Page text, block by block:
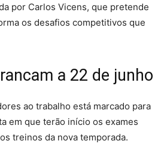
por Carlos Vicens, que pretende
os desafios competitivos que
a 22 de junho
ao trabalho está marcado para
em que terão início os exames
treinos da nova temporada.